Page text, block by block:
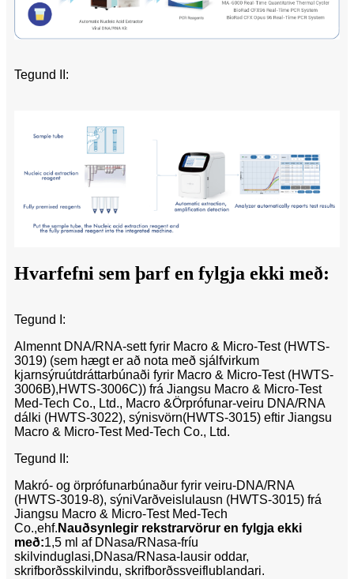
Tegund II:
Hvarfefni sem þarf en fylgja ekki með:
Tegund I:
Almennt DNA/RNA-sett fyrir Macro & Micro-Test (HWTS-
3019) (sem hægt er að nota með sjálfvirkum
kjarnsýruútdráttarbúnaði fyrir Macro & Micro-Test (HWTS-
3006B),HWTS-3006C)) frá Jiangsu Macro & Micro-Test
Med-Tech Co., Ltd., Macro &Örprófunar-veiru DNA/RNA
dálki (HWTS-3022), sýnisvörn(HWTS-3015) eftir Jiangsu
Macro & Micro-Test Med-Tech Co., Ltd.
Tegund II:
Makró- og örprófunarbúnaður fyrir veiru-DNA/RNA
(HWTS-3019-8), sýniVarðveislulausn (HWTS-3015) frá
Jiangsu Macro & Micro-Test Med-Tech
Co.,ehf. Nauðsynlegir rekstrarvörur en fylgja ekki
með:1,5 ml af DNasa/RNasa-fríu
skilvinduglasi,DNasa/RNasa-lausir oddar,
skrifborðsskilvindu, skrifborðssveiflublandari.